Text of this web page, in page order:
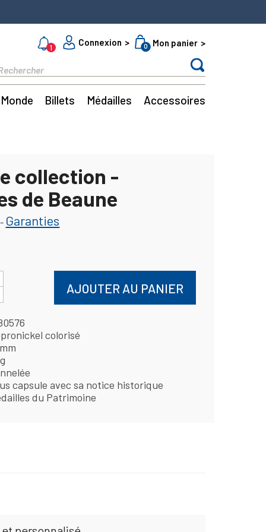
1
Connexion 0 Mon panier
Monde Billets Médailles Accessoires
collection -
de Beaune
Garanties
AJOUTER AU PANIER
colorisé
capsule avec sa notice historique
du Patrimoine